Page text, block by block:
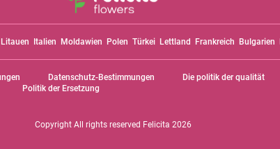
Litauen Italien Moldawien Polen Türkei Lettland Frankreich Bulgarien
Datenschutz-Bestimmungen Die politik der qualität
Politik der Ersetzung
Copyright All rights reserved Felicita 2026